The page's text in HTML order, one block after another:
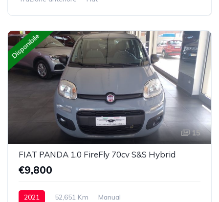
Disponibile
15
FIAT PANDA 1.0 FireFly 70cv S&S Hybrid
€9,800
2021 52,651 Km
Manual